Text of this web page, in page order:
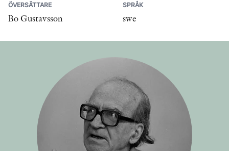
ÖVERSÄTTARE
Bo Gustavsson
SPRÅK
swe